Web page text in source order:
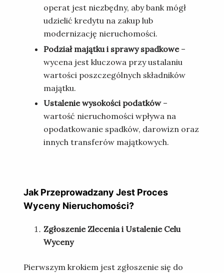
operat jest niezbędny, aby bank mógł
udzielić kredytu na zakup lub
modernizację nieruchomości.
Podział majątku i sprawy spadkowe–
wycena jest kluczowa przy ustalaniu
wartości poszczególnych składników
majątku.
Ustalenie wysokości podatków–
wartość nieruchomości wpływa na
opodatkowanie spadków, darowizn oraz
innych transferów majątkowych.
Jak Przeprowadzany Jest Proces
Wyceny Nieruchomości?
Zgłoszenie Zlecenia i Ustalenie Celu
Wyceny
Pierwszym krokiem jest zgłoszenie się do